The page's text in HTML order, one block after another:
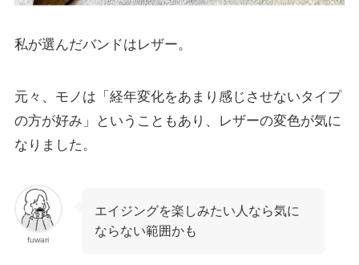
私が選んだバンドはレザー。
元々、モノは「経年変化をあまり感じさせないタイプ
の方が好み」ということもあり、レザーの変色が気に
なりました。
fuwari
エイジングを楽しみたい人なら気に
ならない範囲かも